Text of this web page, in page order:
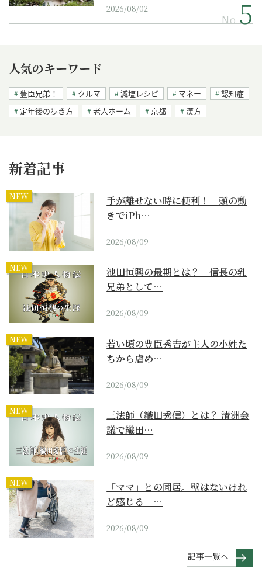
2026/08/02
No.
人気のキーワード
豊臣兄弟！ クルマ 減塩レシピ マネー
認知症
定年後の歩き方
老人ホーム 京都 漢方
新着記事
NEW
手が離せない時に便利！ 頭の動
きでiPh…
2026/08/09
NEW
池田恒興の最期とは？｜信長の乳
兄弟として…
2026/08/09
NEW
若い頃の豊臣秀吉が主人の小姓た
ちから虐め…
2026/08/09
NEW
三法師（織田秀信）とは？ 清洲会
議で織田…
2026/08/09
NEW
「ママ」との同居。壁はないけれ
ど感じる「…
2026/08/09
記事一覧へ